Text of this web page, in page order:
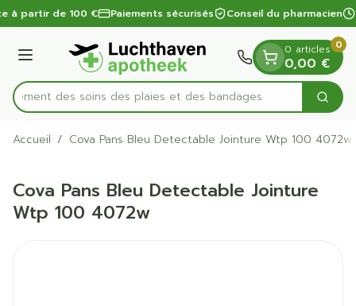
Aller au contenu
1 de 1
à partir de 100 € Paiements sécurisés Conseil du pharmacien
Menu
Rechercherdes soins des plaies et des bandages
0 articles
0,00 €
0
Accueil / Cova Pans Bleu Detectable Jointure Wtp 100 4072w
Cova Pans Bleu Detectable Jointure
Wtp 100 4072w